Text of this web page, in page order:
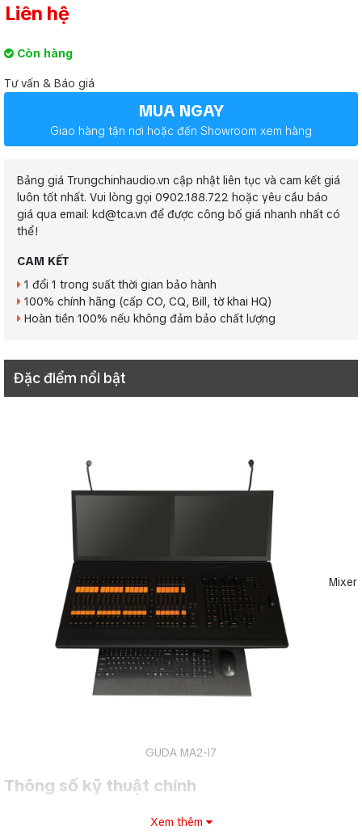
Liên hệ
Còn hàng
Tư vấn & Báo giá
MUA NGAY
Giao hàng tận nơi hoặc đến Showroom xem hàng
Bảng giá Trungchinhaudio.vn cập nhật liên tục và cam kết giá
luôn tốt nhất. Vui lòng gọi 0902.188.722 hoặc yêu cầu báo
giá qua email: kd@tca.vn để được công bố giá nhanh nhất có
thể!
CAM KẾT
1 đổi 1 trong suất thời gian bảo hành
100% chính hãng (cấp CO, CQ, Bill, tờ khai HQ)
Hoàn tiền 100% nếu không đảm bảo chất lượng
Đặc điểm nổi bật
Mixer
GUDA MA2-I7
Thông số kỹ thuật chính
Intel Core i7Xem thêm